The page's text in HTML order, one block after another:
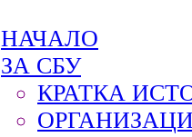
НАЧАЛО
ЗА СБУ
КРАТКА